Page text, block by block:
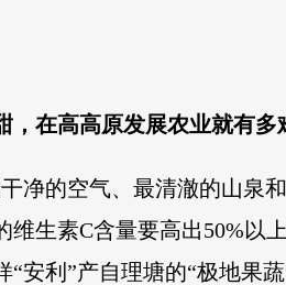
， 在高高原发展农业就有多
净的空气、最清澈的山泉
维生素C含量要高出50%以
安利”产自理塘的“极地果